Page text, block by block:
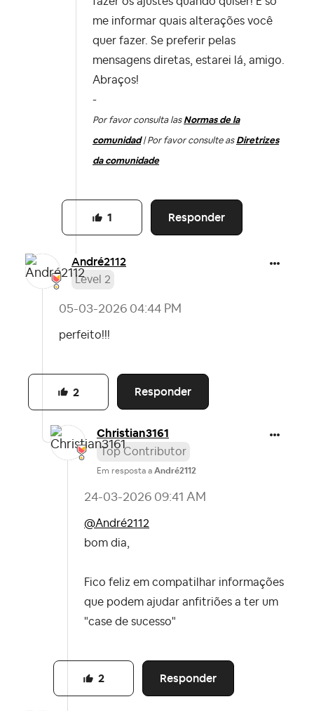
me informar quais alterações você
quer fazer. Se preferir pelas
mensagens diretas, estarei lá, amigo.
Abraços!
-
Por favor consulta las Normas de la
comunidad| Por favor consulte as Diretrizes
da comunidade
Responder
1
André2112
Level 2
‎05-03-2026 04:44 PM
perfeito!!!
Responder
2
Christian3161
Top Contributor
Em resposta a André2112
‎24-03-2026 09:41 AM
@André2112
bom dia,
Fico feliz em compatilhar informações
que podem ajudar anfitriões a ter um
"case de sucesso"
Responder
2